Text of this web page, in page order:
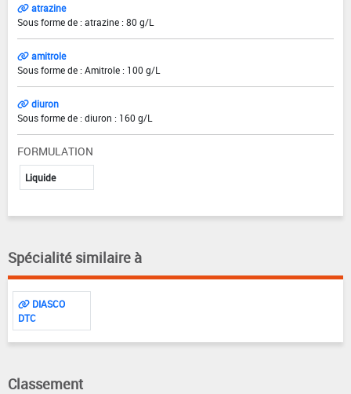
atrazine
Sous forme de : atrazine : 80 g/L
amitrole
Sous forme de : Amitrole : 100 g/L
diuron
Sous forme de : diuron : 160 g/L
FORMULATION
Liquide
Spécialité similaire à
DIASCO
DTC
Classement